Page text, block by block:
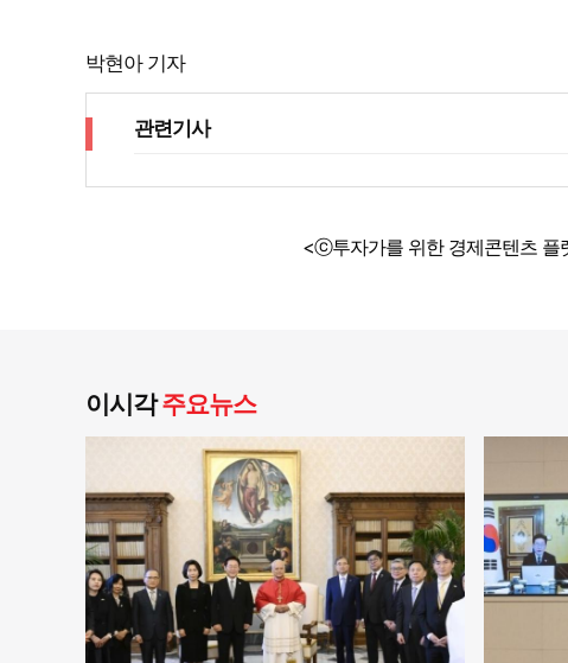
박현아 기자
관련기사
<ⓒ투자가를 위한 경제콘텐츠 플
이시각주요뉴스